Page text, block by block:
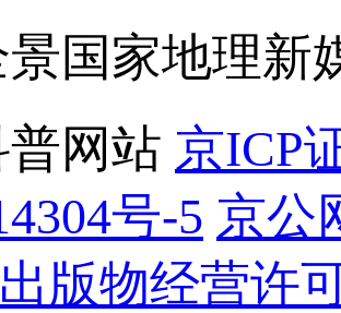
国家地理新
网站 京ICP
号-5 京公
出版物经营许